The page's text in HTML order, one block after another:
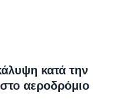
κατά την
αεροδρόμιο